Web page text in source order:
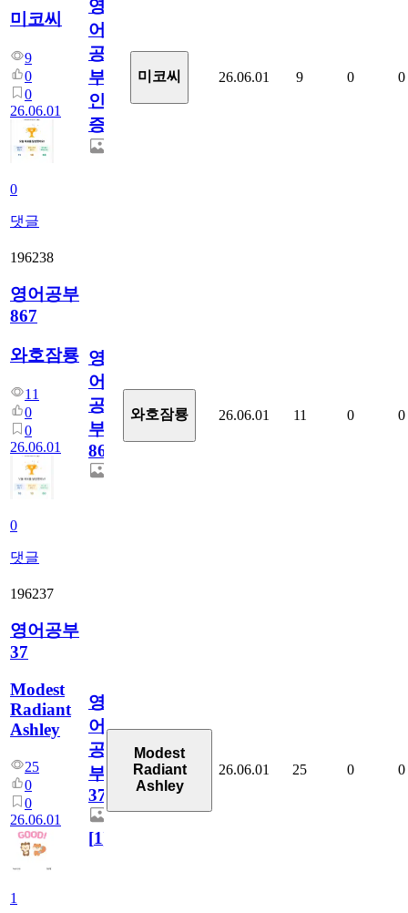
미코씨
9
0
0
26.06.01
0
댓글
영
어
공
부
인
증
미코씨 26.06.01 9 0 0
196238
영어공부
867
와호잠룡
11
0
0
26.06.01
0
댓글
영
어
공
부
867
와호잠룡 26.06.01 11 0 0
196237
영어공부
37
Modest
Radiant
Ashley
25
0
0
26.06.01
1
영
어
공
부
37
[1]
Modest
Radiant
Ashley
26.06.01 25 0 0